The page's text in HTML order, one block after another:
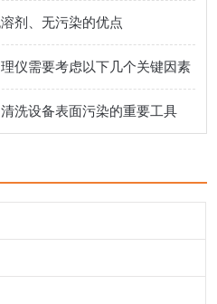
剂、无污染的优点
仪需要考虑以下几个关键因素
洗设备表面污染的重要工具